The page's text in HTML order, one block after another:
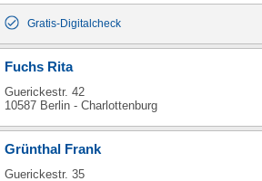
Gratis-Digitalcheck
Fuchs Rita
Guerickestr. 42
10587 Berlin - Charlottenburg
Grünthal Frank
Guerickestr. 35